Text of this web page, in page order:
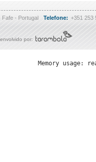
Fafe - Portugal Telefone: +351 253
por:
Memory usage: